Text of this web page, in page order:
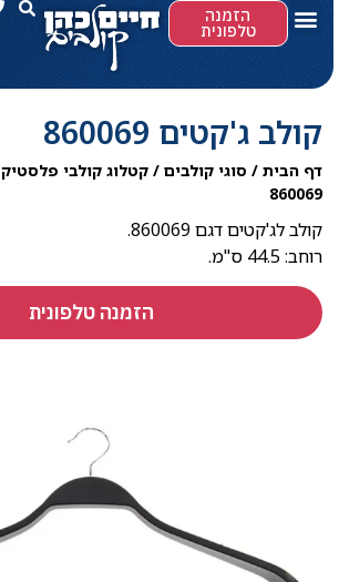
הזמנה
טלפונית
קולב ג'קטים 860069
דף הבית / סוגי קולבים / קטלוג קולבי פלסטיק
860069
קולב לג'קטים דגם 860069.
רוחב: 44.5 ס"מ​.
הזמנה טלפונית